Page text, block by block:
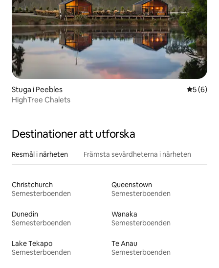
Stuga i Peebles 5 av 5 i
5 (6)
HighTree Chalets
Destinationer att utforska
Resmål i närheten Främsta sevärdheterna i närheten
Christchurch
Semesterboenden
Queenstown
Semesterboenden
Dunedin
Semesterboenden
Wanaka
Semesterboenden
Lake Tekapo
Semesterboenden
Te Anau
Semesterboenden